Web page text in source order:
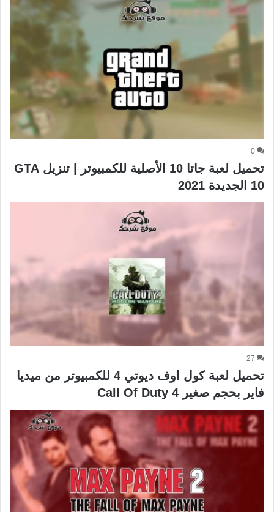
0
تحميل لعبة جاتا 10 الأصلية للكمبيوتر | تنزيل GTA
10 الجديدة 2021
27
تحميل لعبة كول اوف ديوتي 4 للكمبيوتر من ميديا
فاير بحجم صغير Call Of Duty 4